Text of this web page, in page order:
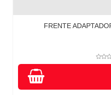
FRENTE